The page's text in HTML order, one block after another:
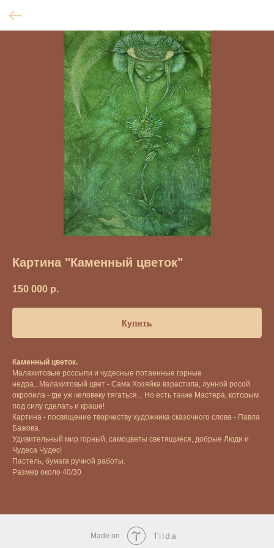
Картина "Каменный цветок"
150 000 р.
Купить
Каменный цветок.
Малахитовые россыпи и чудесные потаенные горные
недра...Малахитовый цвет - Сама Хозяйка взрастила, лунной росой
окропила - где уж человеку тягаться... Но есть такие Мастера, которым
под силу сделать и краше!
Картина - посвящение творчеству художника сказочного слова - Павла
Бажова.
Удивительный мир горный, самоцветы светящиеся, добрые Люди и
Чудеса Чудес!
Пастель, бумага ручной работы.
Размер около 40/30
Made on Tilda